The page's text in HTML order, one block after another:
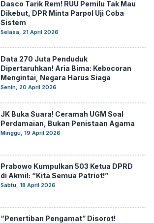
Dasco Tarik Rem! RUU Pemilu Tak Mau
Dikebut, DPR Minta Parpol Uji Coba
Sistem
Selasa, 21 April 2026
Data 270 Juta Penduduk
Dipertaruhkan! Aria Bima: Kebocoran
Mengintai, Negara Harus Siaga
Senin, 20 April 2026
JK Buka Suara! Ceramah UGM Soal
Perdamaian, Bukan Penistaan Agama
Minggu, 19 April 2026
Prabowo Kumpulkan 503 Ketua DPRD
di Akmil: “Kita Semua Patriot!”
Sabtu, 18 April 2026
“Penertiban Pengamat” Disorot!